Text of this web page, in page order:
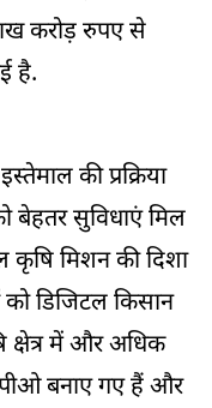
करोड़ रुपए से
है.
की प्रक्रिया
बेहतर सुविधाएं मिल
कृषि मिशन की दिशा
डिजिटल किसान
में और अधिक
बनाए गए हैं और